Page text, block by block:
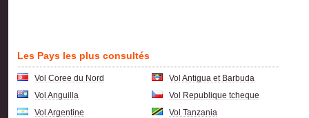
Les Pays les plus consultés
Vol Coree du Nord
Vol Antigua et Barbuda
Vol Anguilla
Vol Republique tcheque
Vol Argentine
Vol Tanzania